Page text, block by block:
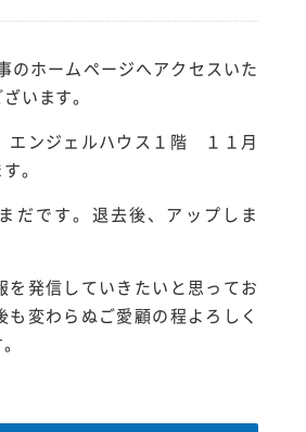
のホームページへアクセスいた
います。
ンジェルハウス１階 １１月
。
だです。退去後、アップしま
を発信していきたいと思ってお
も変わらぬご愛顧の程よろしく